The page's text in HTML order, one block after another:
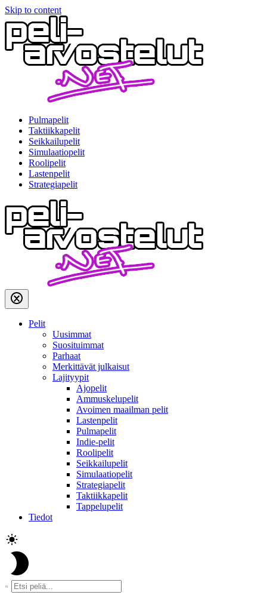
Skip to content
Pulmapelit
Taktiikkapelit
Seikkailupelit
Simulaatiopelit
Roolipelit
Lastenpelit
Strategiapelit
Pelit
Uusimmat
Suosituimmat
Parhaat
Merkittävät julkaisut
Lajityypit
Ajopelit
Ammuskelupelit
Avoimen maailman pelit
Lastenpelit
Pulmapelit
Indie-pelit
Roolipelit
Seikkailupelit
Simulaatiopelit
Strategiapelit
Taktiikkapelit
Tappelupelit
Tiedot